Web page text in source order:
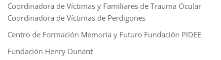
Coordinadora de Víctimas y Familiares de Trauma Ocular
Coordinadora de Víctimas de Perdigones
Centro de Formación Memoria y Futuro Fundación PIDEE
Fundación Henry Dunant